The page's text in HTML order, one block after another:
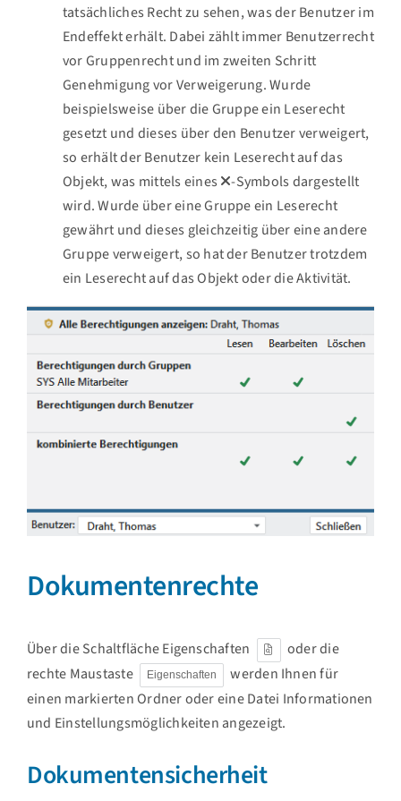
tatsächliches Recht zu sehen, was der Benutzer im
Endeffekt erhält. Dabei zählt immer Benutzerrecht
vor Gruppenrecht und im zweiten Schritt
Genehmigung vor Verweigerung. Wurde
beispielsweise über die Gruppe ein Leserecht
gesetzt und dieses über den Benutzer verweigert,
so erhält der Benutzer kein Leserecht auf das
Objekt, was mittels eines
-Symbols dargestellt
wird. Wurde über eine Gruppe ein Leserecht
gewährt und dieses gleichzeitig über eine andere
Gruppe verweigert, so hat der Benutzer trotzdem
ein Leserecht auf das Objekt oder die Aktivität.
Dokumentenrechte
Über die Schaltfläche Eigenschaften
oder die
rechte Maustaste
Eigenschaften
werden Ihnen für
einen markierten Ordner oder eine Datei Informationen
und Einstellungsmöglichkeiten angezeigt.
Dokumentensicherheit